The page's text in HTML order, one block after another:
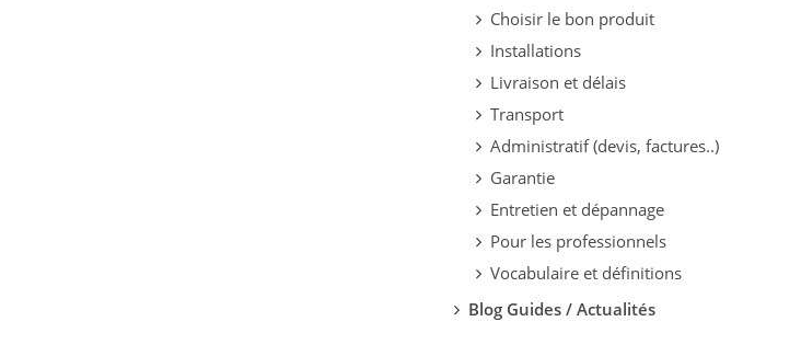
Choisir le bon produit
Installations
Livraison et délais
Transport
Administratif (devis, factures..)
Garantie
Entretien et dépannage
Pour les professionnels
Vocabulaire et définitions
Blog Guides / Actualités